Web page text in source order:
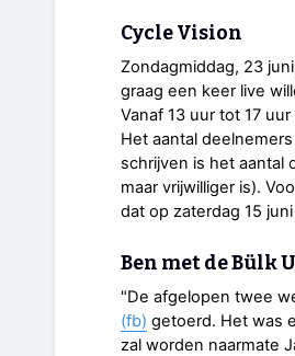
Cycle Vision
Zondagmiddag, 23
graag een keer live
Vanaf 13 uur tot 17
Het aantal
schrijven is het aantal
maar vrijwilliger is).
dat op zaterdag 15
Ben met de Bülk
"De afgelopen twee
(fb) getoerd. Het was
zal worden naarmate